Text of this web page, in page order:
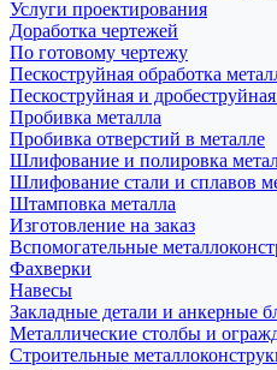
Услуги проектирования
Доработка чертежей
По готовому чертежу
Пескоструйная обработка
Пескоструйная и
Пробивка металла
Пробивка отверстий в металле
Шлифование и полировка
Шлифование стали и сплавов
Штамповка металла
Изготовление на заказ
Вспомогательные
Фахверки
Навесы
Закладные детали и анкерные
Металлические столбы и
Строительные